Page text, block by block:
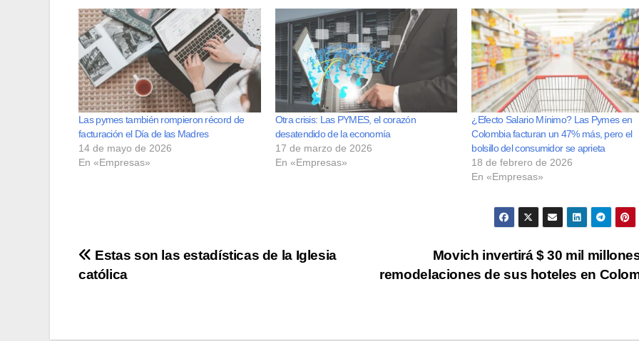
Las pymes también rompieron récord de
facturación el Día de las Madres
14 de mayo de 2026
En «Empresas»
Otra crisis: Las PYMES, el corazón
desatendido de la economía
17 de marzo de 2026
En «Empresas»
¿Efecto Salario Mínimo? Las Pymes en
Colombia facturan un 47% más, pero el
bolsillo del consumidor se aprieta
18 de febrero de 2026
En «Empresas»
Navegación
Movich invertirá $ 30 mil
remodelaciones de sus hoteles en
Estas son las estadísticas de la Iglesia
católica